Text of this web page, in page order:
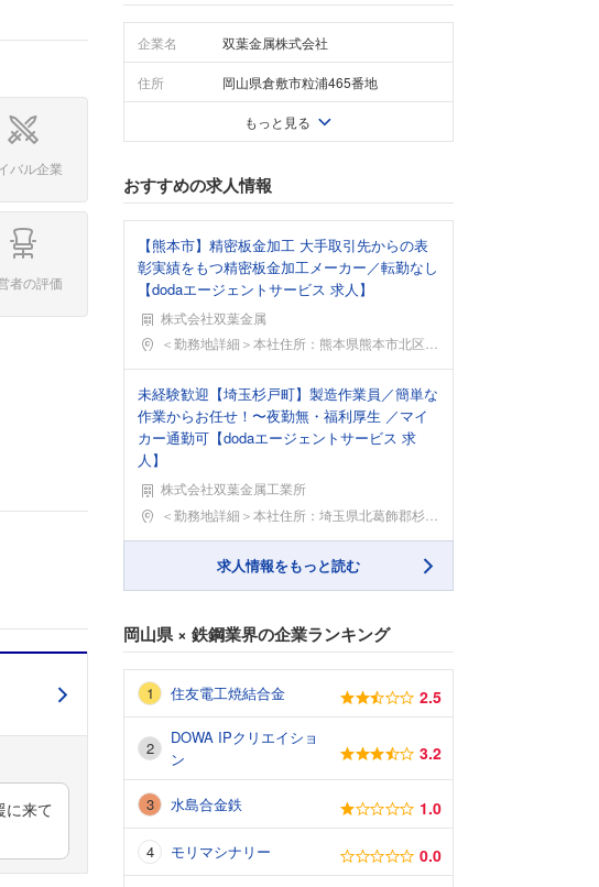
バル企業
者の評価
に来て
企業名 双葉金属株式会社
住所 岡山県倉敷市粒浦465番地
もっと見る
おすすめの求人情報
【熊本市】精密板金加工 大手取引先からの表
彰実績をもつ精密板金加工メーカー／転勤なし
【dodaエージェントサービス 求人】
株式会社双葉金属
勤務地＜勤務地詳細＞本社住所：熊本県熊本市北区改寄町10
未経験歓迎【埼玉杉戸町】製造作業員／簡単な
作業からお任せ！〜夜勤無・福利厚生 ／マイ
カー通勤可【dodaエージェントサービス 求
人】
株式会社双葉金属工業所
勤務地＜勤務地詳細＞本社住所：埼玉県北葛飾郡杉戸町大字下
求人情報をもっと読む
岡山県× 鉄鋼業界の企業ランキング
住友電工焼結合金 2.5
DOWA IPクリエイショ
ン
3.2
水島合金鉄 1.0
モリマシナリー 0.0